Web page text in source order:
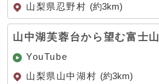
山梨県忍野村 (約3km)
山中湖芙蓉台から望む富士山
YouTube
山梨県山中湖村 (約3km)